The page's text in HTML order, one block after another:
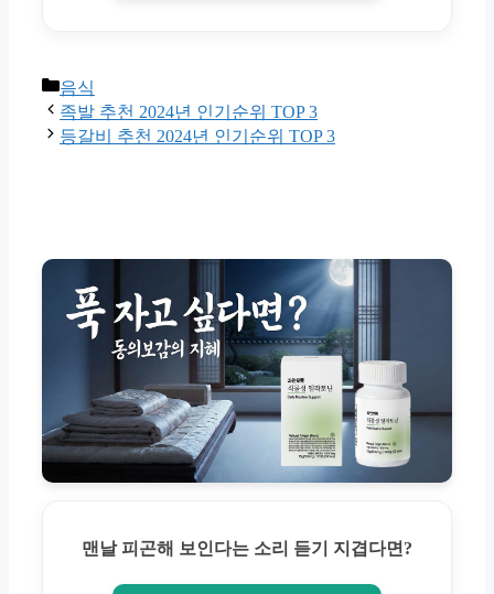
Categories
음식
족발 추천 2024년 인기순위 TOP 3
등갈비 추천 2024년 인기순위 TOP 3
맨날 피곤해 보인다는 소리 듣기 지겹다면?